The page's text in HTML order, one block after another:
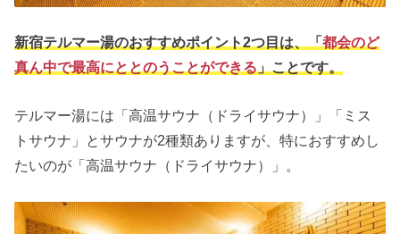
新宿テルマー湯のおすすめポイント2つ目は、「都会のど
真ん中で最高にととのうことができる 」ことです。
テルマー湯には「高温サウナ（ドライサウナ）」「ミス
トサウナ」とサウナが2種類ありますが、特におすすめし
たいのが「高温サウナ（ドライサウナ）」。